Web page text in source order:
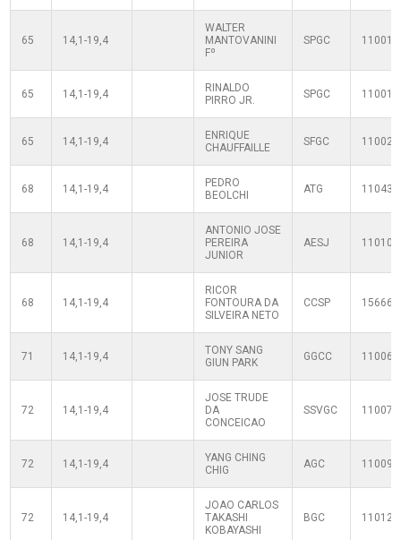
65 14,1-19,4
WALTER
MANTOVANINI
Fº
SPGC
65 14,1-19,4
RINALDO
PIRRO JR.
SPGC
65 14,1-19,4
ENRIQUE
CHAUFFAILLE
SFGC
68 14,1-19,4
PEDRO
BEOLCHI
ATG
68 14,1-19,4
ANTONIO JOSE
PEREIRA
JUNIOR
AESJ
68 14,1-19,4
RICOR
FONTOURA DA
SILVEIRA NETO
CCSP
71 14,1-19,4
TONY SANG
GIUN PARK
GGCC
72 14,1-19,4
JOSE TRUDE
DA
CONCEICAO
SSVGC
72 14,1-19,4
YANG CHING
CHIG
AGC
72 14,1-19,4
JOAO CARLOS
TAKASHI
KOBAYASHI
BGC